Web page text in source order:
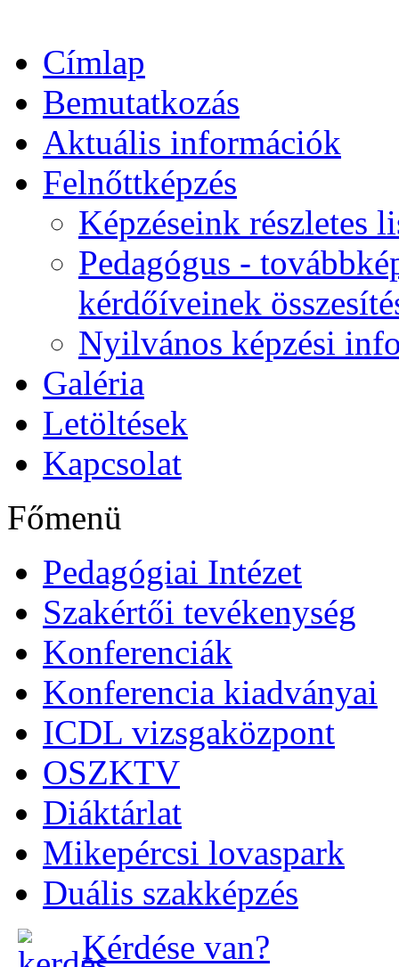
Címlap
Bemutatkozás
Aktuális információk
Felnőttképzés
Képzéseink részletes
Pedagógus -
kérdőíveinek
Nyilvános képzési
Galéria
Letöltések
Kapcsolat
Főmenü
Pedagógiai Intézet
Szakértői tevékenység
Konferenciák
Konferencia kiadványai
ICDL vizsgaközpont
OSZKTV
Diáktárlat
Mikepércsi lovaspark
Duális szakképzés
Kérdése van?